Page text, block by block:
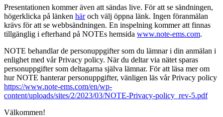
Presentationen kommer även att sändas live. För att se sändningen,
högerklicka på länken häroch välj öppna länk. Ingen föranmälan
krävs för att se webbsändningen. En inspelning kommer att finnas
tillgänglig i efterhand på NOTEs hemsida www.note-ems.com.
NOTE behandlar de personuppgifter som du lämnar i din anmälan i
enlighet med vår Privacy policy. När du deltar via nätet sparas
personuppgifter som deltagarna själva lämnar. För att läsa mer om
hur NOTE hanterar personuppgifter, vänligen läs vår Privacy policy
https://www.note-ems.com/en/wp-
content/uploads/sites/2/2023/03/NOTE-Privacy-policy_rev-5.pdf
Välkommen!